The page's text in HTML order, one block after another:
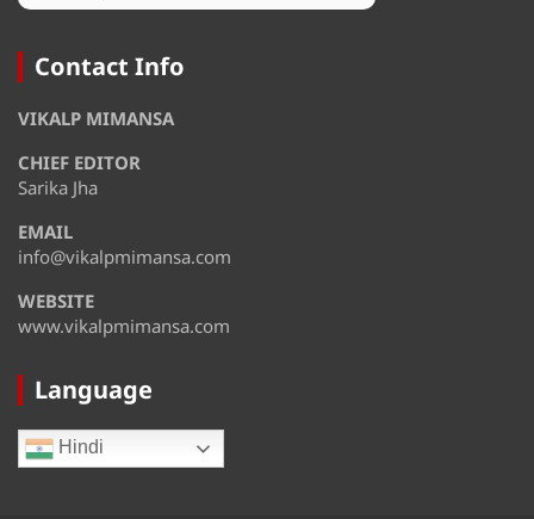
Monday
Tuesday
August 12
Wednesday
August 13
Thursday
Contact Info
VIKALP MIMANSA
CHIEF EDITOR
Sarika Jha
EMAIL
info@vikalpmimansa.com
WEBSITE
www.vikalpmimansa.com
Language
Hindi